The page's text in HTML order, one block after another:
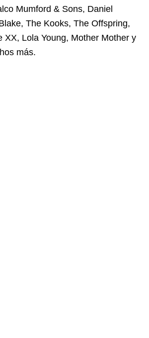
Mumford & Sons, Daniel
The Kooks, The Offspring,
XX, Lola Young, Mother Mother y
más.